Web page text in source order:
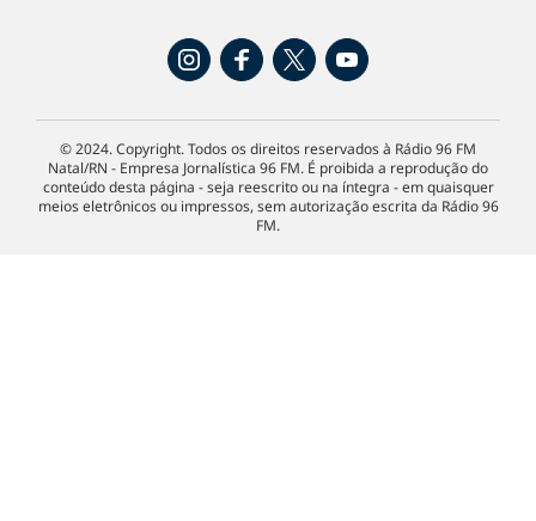
© 2024. Copyright. Todos os direitos reservados à Rádio 96 FM
Natal/RN - Empresa Jornalística 96 FM. É proibida a reprodução do
conteúdo desta página - seja reescrito ou na íntegra - em quaisquer
meios eletrônicos ou impressos, sem autorização escrita da Rádio 96
FM.